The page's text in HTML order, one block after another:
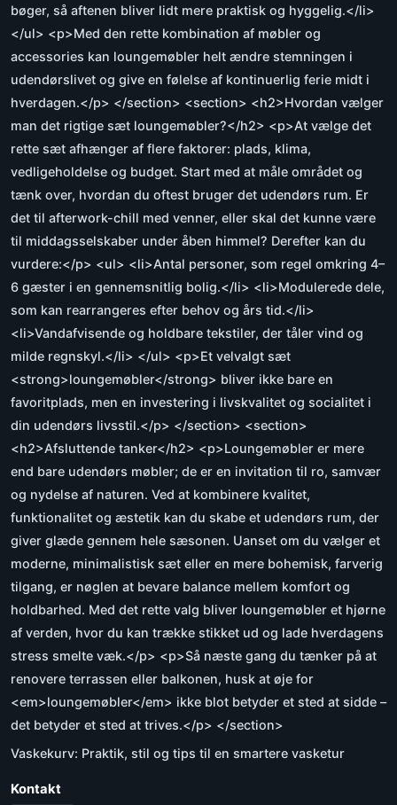
bøger, så aftenen bliver lidt mere praktisk og hyggelig.</li>
</ul> <p>Med den rette kombination af møbler og
accessories kan loungemøbler helt ændre stemningen i
udendørslivet og give en følelse af kontinuerlig ferie midt i
hverdagen.</p> </section> <section> <h2>Hvordan vælger
man det rigtige sæt loungemøbler?</h2> <p>At vælge det
rette sæt afhænger af flere faktorer: plads, klima,
vedligeholdelse og budget. Start med at måle området og
tænk over, hvordan du oftest bruger det udendørs rum. Er
det til afterwork-chill med venner, eller skal det kunne være
til middagsselskaber under åben himmel? Derefter kan du
vurdere:</p> <ul> <li>Antal personer, som regel omkring 4–
6 gæster i en gennemsnitlig bolig.</li> <li>Modulerede dele,
som kan rearrangeres efter behov og års tid.</li>
<li>Vandafvisende og holdbare tekstiler, der tåler vind og
milde regnskyl.</li> </ul> <p>Et velvalgt sæt
<strong>loungemøbler</strong> bliver ikke bare en
favoritplads, men en investering i livskvalitet og socialitet i
din udendørs livsstil.</p> </section> <section>
<h2>Afsluttende tanker</h2> <p>Loungemøbler er mere
end bare udendørs møbler; de er en invitation til ro, samvær
og nydelse af naturen. Ved at kombinere kvalitet,
funktionalitet og æstetik kan du skabe et udendørs rum, der
giver glæde gennem hele sæsonen. Uanset om du vælger et
moderne, minimalistisk sæt eller en mere bohemisk, farverig
tilgang, er nøglen at bevare balance mellem komfort og
holdbarhed. Med det rette valg bliver loungemøbler et hjørne
af verden, hvor du kan trække stikket ud og lade hverdagens
stress smelte væk.</p> <p>Så næste gang du tænker på at
renovere terrassen eller balkonen, husk at øje for
<em>loungemøbler</em> ikke blot betyder et sted at sidde –
det betyder et sted at trives.</p> </section>
Vaskekurv: Praktik, stil og tips til en smartere vasketur
Kontakt